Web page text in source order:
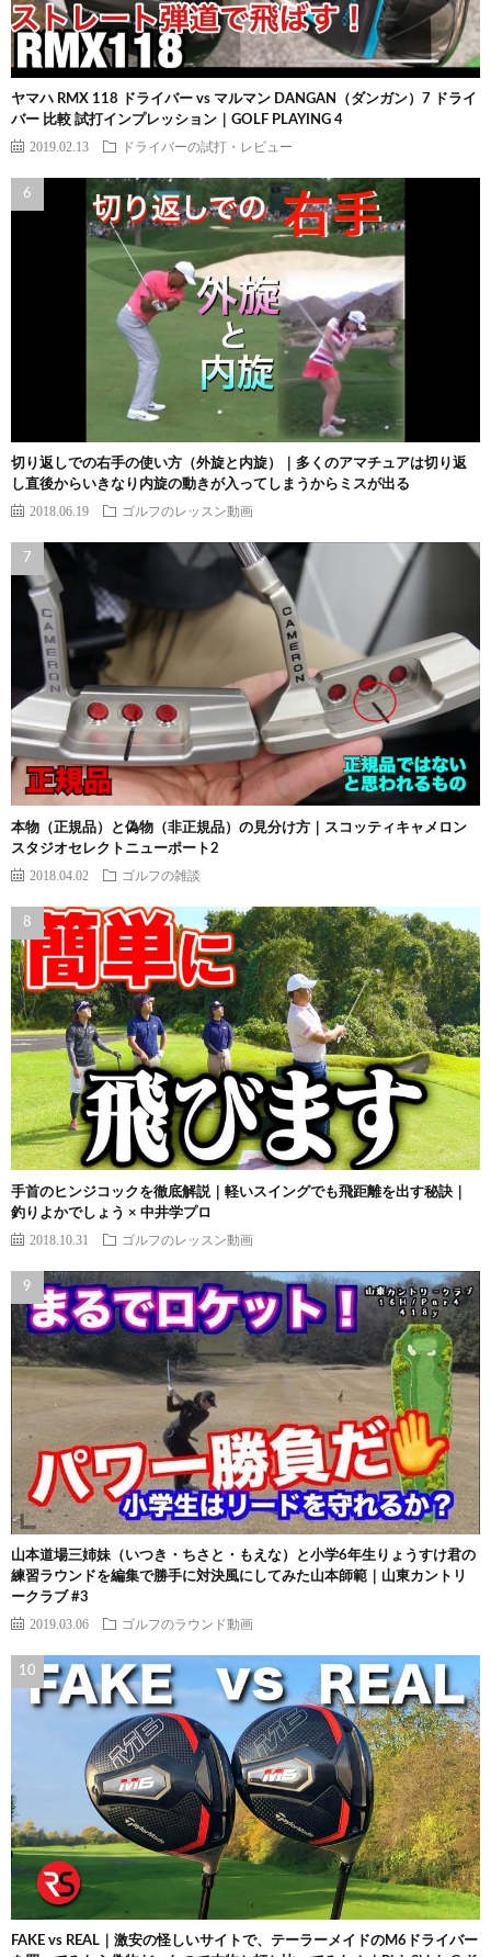
ヤマハ RMX 118 ドライバー vs マルマン DANGAN（ダンガン）7 ドライ
バー 比較 試打インプレッション｜GOLF PLAYING 4
2019.02.13 ドライバーの試打・レビュー
切り返しでの右手の使い方（外旋と内旋）｜多くのアマチュアは切り返
し直後からいきなり内旋の動きが入ってしまうからミスが出る
2018.06.19 ゴルフのレッスン動画
本物（正規品）と偽物（非正規品）の見分け方｜スコッティキャメロン
スタジオセレクトニューポート2
2018.04.02 ゴルフの雑談
手首のヒンジコックを徹底解説｜軽いスイングでも飛距離を出す秘訣｜
釣りよかでしょう × 中井学プロ
2018.10.31 ゴルフのレッスン動画
山本道場三姉妹（いつき・ちさと・もえな）と小学6年生りょうすけ君の
練習ラウンドを編集で勝手に対決風にしてみた山本師範｜山東カントリ
ークラブ #3
2019.03.06 ゴルフのラウンド動画
FAKE vs REAL｜激安の怪しいサイトで、テーラーメイドのM6ドライバー